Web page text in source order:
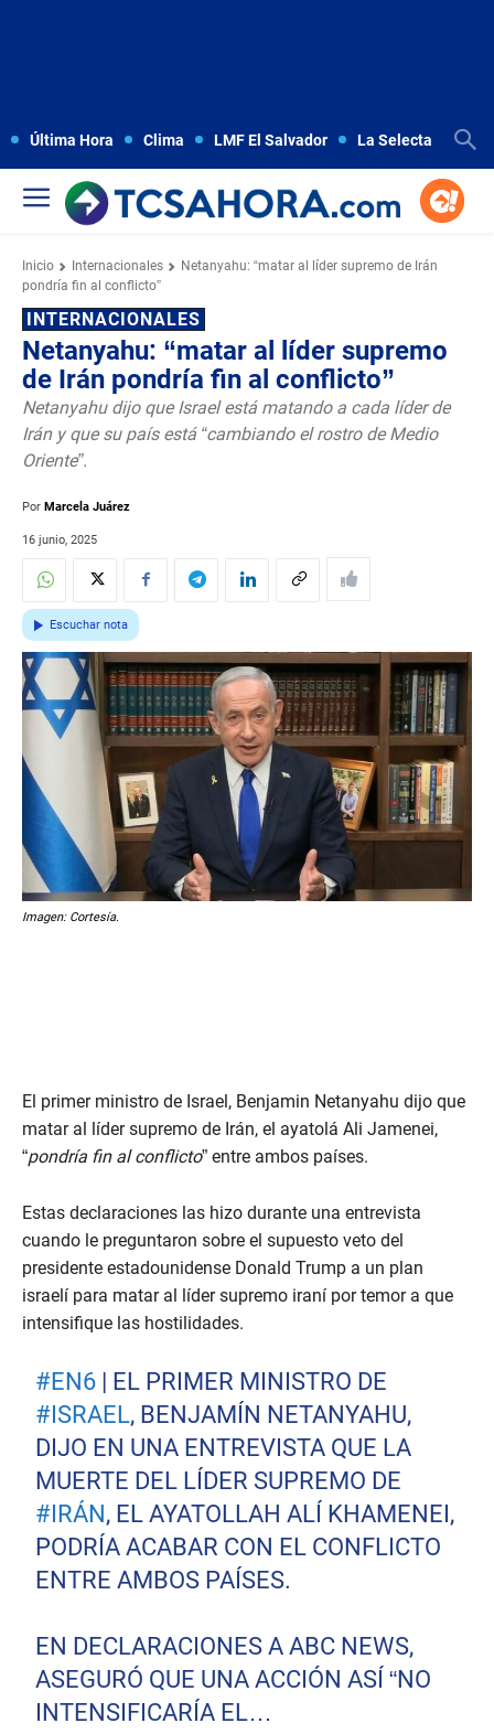
Última Hora Clima LMF El Salvador La Selecta
Inicio Internacionales
Netanyahu: “matar al líder supremo de Irán
pondría fin al conflicto”
INTERNACIONALES
Netanyahu: “matar al líder supremo
de Irán pondría fin al conflicto”
Netanyahu dijo que Israel está matando a cada líder de
Irán y que su país está “cambiando el rostro de Medio
Oriente”.
Por Marcela Juárez
16 junio, 2025
Escuchar nota
Imagen: Cortesía.
El primer ministro de Israel, Benjamin Netanyahu dijo que
matar al líder supremo de Irán, el ayatolá Ali Jamenei,
“pondría fin al conflicto” entre ambos países.
Estas declaraciones las hizo durante una entrevista
cuando le preguntaron sobre el supuesto veto del
presidente estadounidense Donald Trump a un plan
israelí para matar al líder supremo iraní por temor a que
intensifique las hostilidades.
#EN6 | EL PRIMER MINISTRO DE
#ISRAEL, BENJAMÍN NETANYAHU,
DIJO EN UNA ENTREVISTA QUE LA
MUERTE DEL LÍDER SUPREMO DE
#IRÁN, EL AYATOLLAH ALÍ KHAMENEI,
PODRÍA ACABAR CON EL CONFLICTO
ENTRE AMBOS PAÍSES.
EN DECLARACIONES A ABC NEWS,
ASEGURÓ QUE UNA ACCIÓN ASÍ “NO
INTENSIFICARÍA EL…